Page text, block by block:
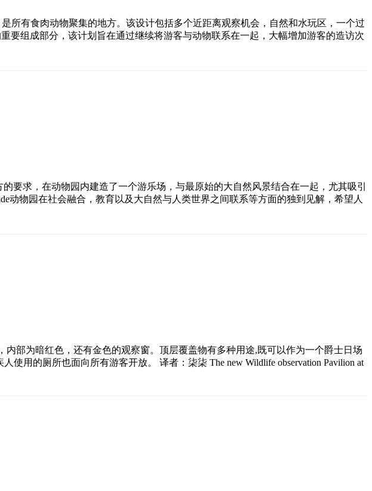
所有食肉动物聚集的地方。该设计包括多个近距离观察机会，自然和水玩区，一个过
要组成部分，该计划旨在通过继续将游客与动物联系在一起，大幅增加游客的造访次
要求，在动物园内建造了一个游乐场，与最原始的大自然风景结合在一起，尤其吸引
物园在社会融合，教育以及大自然与人类世界之间联系等方面的独到见解，希望人
部为暗红色，还有金色的观察窗。顶层覆盖物有多种用途,既可以作为一个爵士日场
用的厕所也面向所有游客开放。 译者：柒柒 The new Wildlife observation Pavilion at